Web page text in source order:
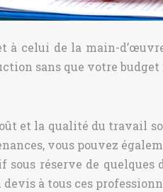
à celui de la main-
sans que votre budget
et la qualité du travail
vous pouvez
réserve de quelques
à tous ces